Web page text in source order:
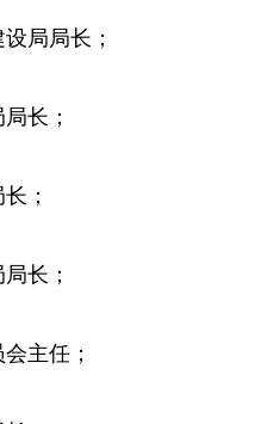
局局长；
长；
；
长；
主任；